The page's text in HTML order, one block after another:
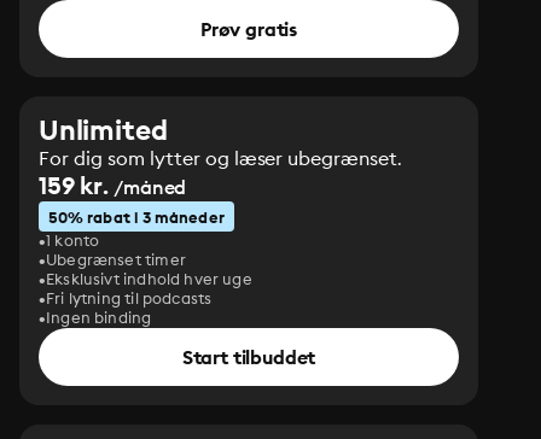
Prøv gratis
Unlimited
For dig som lytter og læser ubegrænset.
159 kr. /måned
50% rabat i 3 måneder
1 konto
Ubegrænset timer
Eksklusivt indhold hver uge
Fri lytning til podcasts
Ingen binding
Start tilbuddet